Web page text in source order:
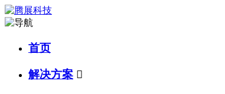
首页
解决方案 